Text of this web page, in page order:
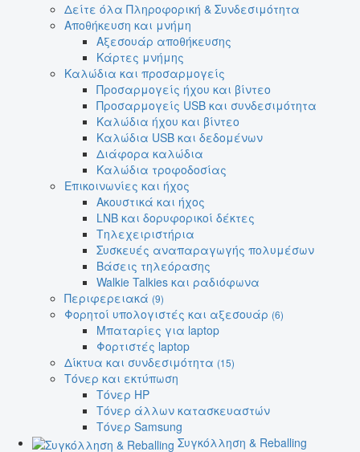
Δείτε όλα Πληροφορική & Συνδεσιμότητα
Αποθήκευση και μνήμη
Αξεσουάρ αποθήκευσης
Κάρτες μνήμης
Καλώδια και προσαρμογείς
Προσαρμογείς ήχου και βίντεο
Προσαρμογείς USB και συνδεσιμότητα
Καλώδια ήχου και βίντεο
Καλώδια USB και δεδομένων
Διάφορα καλώδια
Καλώδια τροφοδοσίας
Επικοινωνίες και ήχος
Ακουστικά και ήχος
LNB και δορυφορικοί δέκτες
Τηλεχειριστήρια
Συσκευές αναπαραγωγής πολυμέσων
Βάσεις τηλεόρασης
Walkie Talkies και ραδιόφωνα
Περιφερειακά (9)
Φορητοί υπολογιστές και αξεσουάρ (6)
Μπαταρίες για laptop
Φορτιστές laptop
Δίκτυα και συνδεσιμότητα (15)
Τόνερ και εκτύπωση
Τόνερ HP
Τόνερ άλλων κατασκευαστών
Τόνερ Samsung
Συγκόλληση & Reballing